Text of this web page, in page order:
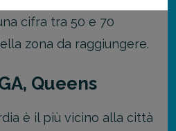
cifra tra 50 e 70
zona da raggiungere.
Queens
è il più vicino alla città